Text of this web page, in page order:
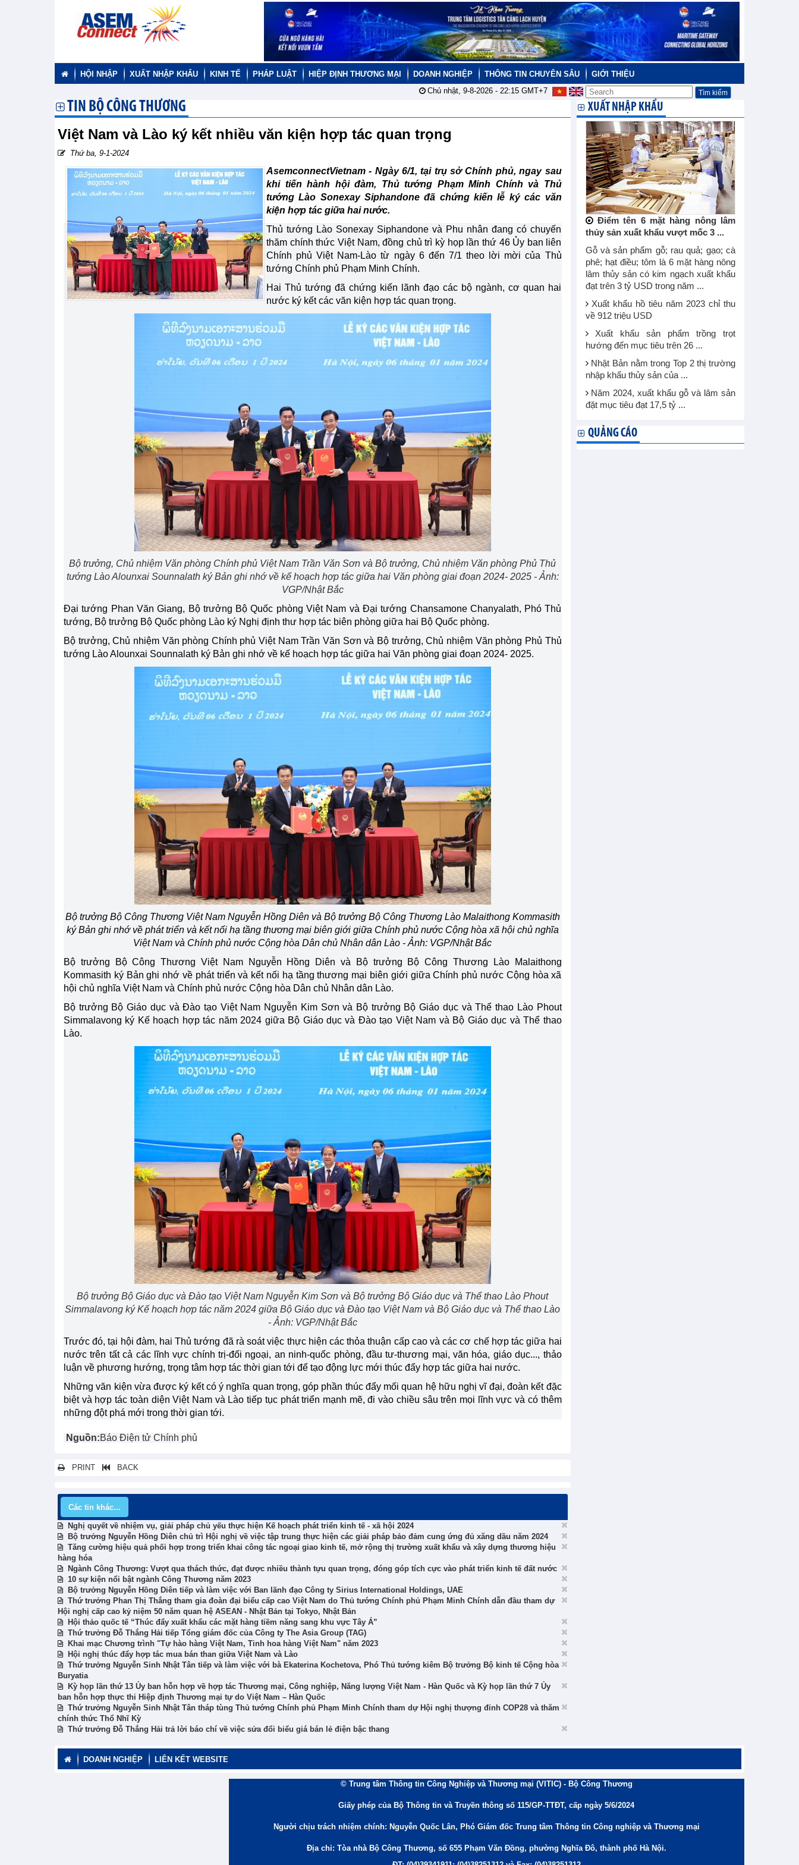
HỘI NHẬP XUẤT NHẬP KHẨU KINH TẾ PHÁP LUẬT HIỆP ĐỊNH THƯƠNG MẠI DOANH NGHIỆP THÔNG TIN CHUYÊN SÂU
GIỚI THIỆU
Chủ nhật, 9-8-2026 - 22:15GMT+7
TIN BỘ CÔNG THƯƠNG
Việt Nam và Lào ký kết nhiều văn kiện hợp tác quan trọng
Thứ ba, 9-1-2024
AsemconnectVietnam - Ngày 6/1, tại trụ sở Chính phủ, ngay sau
khi tiến hành hội đàm, Thủ tướng Phạm Minh Chính và Thủ
tướng Lào Sonexay Siphandone đã chứng kiến lễ ký các văn
kiện hợp tác giữa hai nước.
Thủ tướng Lào Sonexay Siphandone và Phu nhân đang có chuyến
thăm chính thức Việt Nam, đồng chủ trì kỳ họp lần thứ 46 Ủy ban liên
Chính phủ Việt Nam-Lào từ ngày 6 đến 7/1 theo lời mời của Thủ
tướng Chính phủ Phạm Minh Chính.
Hai Thủ tướng đã chứng kiến lãnh đạo các bộ ngành, cơ quan hai
nước ký kết các văn kiện hợp tác quan trọng.
Bộ trưởng, Chủ nhiệm Văn phòng Chính phủ Việt Nam Trần Văn Sơn và Bộ trưởng, Chủ nhiệm Văn phòng Phủ Thủ
tướng Lào Alounxai Sounnalath ký Bản ghi nhớ về kế hoạch hợp tác giữa hai Văn phòng giai đoạn 2024- 2025 - Ảnh:
VGP/Nhật Bắc
Đại tướng Phan Văn Giang, Bộ trưởng Bộ Quốc phòng Việt Nam và Đại tướng Chansamone Chanyalath, Phó Thủ
tướng, Bộ trưởng Bộ Quốc phòng Lào ký Nghị định thư hợp tác biên phòng giữa hai Bộ Quốc phòng.
Bộ trưởng, Chủ nhiệm Văn phòng Chính phủ Việt Nam Trần Văn Sơn và Bộ trưởng, Chủ nhiệm Văn phòng Phủ Thủ
tướng Lào Alounxai Sounnalath ký Bản ghi nhớ về kế hoạch hợp tác giữa hai Văn phòng giai đoạn 2024- 2025.
Bộ trưởng Bộ Công Thương Việt Nam Nguyễn Hồng Diên và Bộ trưởng Bộ Công Thương Lào Malaithong Kommasith
ký Bản ghi nhớ về phát triển và kết nối hạ tầng thương mại biên giới giữa Chính phủ nước Cộng hòa xã hội chủ nghĩa
Việt Nam và Chính phủ nước Cộng hòa Dân chủ Nhân dân Lào - Ảnh: VGP/Nhật Bắc
Bộ trưởng Bộ Công Thương Việt Nam Nguyễn Hồng Diên và Bộ trưởng Bộ Công Thương Lào Malaithong
Kommasith ký Bản ghi nhớ về phát triển và kết nối hạ tầng thương mại biên giới giữa Chính phủ nước Cộng hòa xã
hội chủ nghĩa Việt Nam và Chính phủ nước Cộng hòa Dân chủ Nhân dân Lào.
Bộ trưởng Bộ Giáo dục và Đào tạo Việt Nam Nguyễn Kim Sơn và Bộ trưởng Bộ Giáo dục và Thể thao Lào Phout
Simmalavong ký Kế hoạch hợp tác năm 2024 giữa Bộ Giáo dục và Đào tạo Việt Nam và Bộ Giáo dục và Thể thao
Lào.
Bộ trưởng Bộ Giáo dục và Đào tạo Việt Nam Nguyễn Kim Sơn và Bộ trưởng Bộ Giáo dục và Thể thao Lào Phout
Simmalavong ký Kế hoạch hợp tác năm 2024 giữa Bộ Giáo dục và Đào tạo Việt Nam và Bộ Giáo dục và Thể thao Lào
- Ảnh: VGP/Nhật Bắc
Trước đó, tại hội đàm, hai Thủ tướng đã rà soát việc thực hiện các thỏa thuận cấp cao và các cơ chế hợp tác giữa hai
nước trên tất cả các lĩnh vực chính trị-đối ngoại, an ninh-quốc phòng, đầu tư-thương mại, văn hóa, giáo dục..., thảo
luận về phương hướng, trọng tâm hợp tác thời gian tới để tạo động lực mới thúc đẩy hợp tác giữa hai nước.
Những văn kiện vừa được ký kết có ý nghĩa quan trọng, góp phần thúc đẩy mối quan hệ hữu nghị vĩ đại, đoàn kết đặc
biệt và hợp tác toàn diện Việt Nam và Lào tiếp tục phát triển mạnh mẽ, đi vào chiều sâu trên mọi lĩnh vực và có thêm
những đột phá mới trong thời gian tới.
Nguồn:Báo Điện tử Chính phủ
PRINT BACK
Các tin khác...
Nghị quyết về nhiệm vụ, giải pháp chủ yếu thực hiện Kế hoạch phát triển kinh tế - xã hội 2024
Bộ trưởng Nguyễn Hồng Diên chủ trì Hội nghị về việc tập trung thực hiện các giải pháp bảo đảm cung ứng đủ xăng dầu năm 2024
Tăng cường hiệu quả phối hợp trong triển khai công tác ngoại giao kinh tế, mở rộng thị trường xuất khẩu và xây dựng thương hiệu
hàng hóa
Ngành Công Thương: Vượt qua thách thức, đạt được nhiều thành tựu quan trọng, đóng góp tích cực vào phát triển kinh tế đất nước
10 sự kiện nổi bật ngành Công Thương năm 2023
Bộ trưởng Nguyễn Hồng Diên tiếp và làm việc với Ban lãnh đạo Công ty Sirius International Holdings, UAE
Thứ trưởng Phan Thị Thắng tham gia đoàn đại biểu cấp cao Việt Nam do Thủ tướng Chính phủ Phạm Minh Chính dẫn đầu tham dự
Hội nghị cấp cao kỷ niệm 50 năm quan hệ ASEAN - Nhật Bản tại Tokyo, Nhật Bản
Hội thảo quốc tế “Thúc đẩy xuất khẩu các mặt hàng tiềm năng sang khu vực Tây Á”
Thứ trưởng Đỗ Thắng Hải tiếp Tổng giám đốc của Công ty The Asia Group (TAG)
Khai mạc Chương trình "Tự hào hàng Việt Nam, Tinh hoa hàng Việt Nam" năm 2023
Hội nghị thúc đẩy hợp tác mua bán than giữa Việt Nam và Lào
Thứ trưởng Nguyễn Sinh Nhật Tân tiếp và làm việc với bà Ekaterina Kochetova, Phó Thủ tướng kiêm Bộ trưởng Bộ kinh tế Cộng hòa
Buryatia
Kỳ họp lần thứ 13 Ủy ban hỗn hợp về hợp tác Thương mại, Công nghiệp, Năng lượng Việt Nam - Hàn Quốc và Kỳ họp lần thứ 7 Ủy
ban hỗn hợp thực thi Hiệp định Thương mại tự do Việt Nam – Hàn Quốc
Thứ trưởng Nguyễn Sinh Nhật Tân tháp tùng Thủ tướng Chính phủ Phạm Minh Chính tham dự Hội nghị thượng đỉnh COP28 và thăm
chính thức Thổ Nhĩ Kỳ
Thứ trưởng Đỗ Thắng Hải trả lời báo chí về việc sửa đổi biểu giá bán lẻ điện bậc thang
XUẤT NHẬP KHẨU
Điểm tên 6 mặt hàng nông lâm
thủy sản xuất khẩu vượt mốc 3 ...
Gỗ và sản phẩm gỗ; rau quả; gạo; cà
phê; hạt điều; tôm là 6 mặt hàng nông
lâm thủy sản có kim ngạch xuất khẩu
đạt trên 3 tỷ USD trong năm ...
Xuất khẩu hồ tiêu năm 2023 chỉ thu
về 912 triệu USD
Xuất khẩu sản phẩm trồng trọt
hướng đến mục tiêu trên 26 ...
Nhật Bản nằm trong Top 2 thị trường
nhập khẩu thủy sản của ...
Năm 2024, xuất khẩu gỗ và lâm sản
đặt mục tiêu đạt 17,5 tỷ ...
QUẢNG CÁO
DOANH NGHIỆP LIÊN KẾT WEBSITE
© Trung tâm Thông tin Công Nghiệp và Thương mại (VITIC) - Bộ Công Thương
Giấy phép của Bộ Thông tin và Truyền thông số 115/GP-TTĐT, cấp ngày 5/6/2024
Người chịu trách nhiệm chính: Nguyễn Quốc Lân, Phó Giám đốc Trung tâm Thông tin Công nghiệp và Thương mại
Địa chỉ: Tòa nhà Bộ Công Thương, số 655 Phạm Văn Đồng, phường Nghĩa Đô, thành phố Hà Nội.